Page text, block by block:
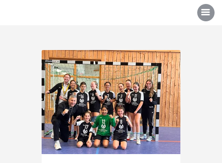
Über uns
Mannschaften
News/Events
Sponsoren
Kontakt